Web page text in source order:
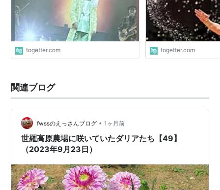
togetter.com togetter.com
関連ブログ
fwssのえっさんブログ • 1ヶ月前
世羅高原農場に咲いていたダリアたち【49】
（2023年9月23日）